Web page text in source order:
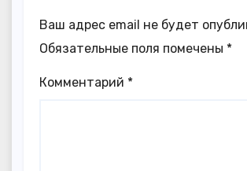
Ваш адрес email не будет
Обязательные поля помечены *
Комментарий *